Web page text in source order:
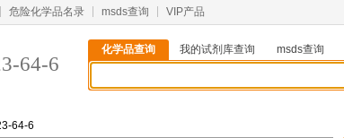
危险化学品名录 msds查询 VIP产品
64-6
化学品查询 我的试剂库查询 msds查询
64-6